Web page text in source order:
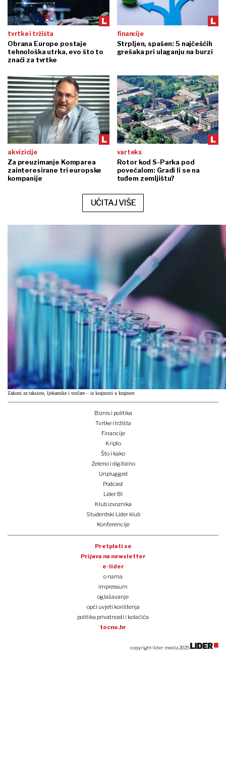
tvrtke i tržišta
Obrana Europe postaje
tehnološka utrka, evo što to
znači za tvrtke
financije
Strpljen, spašen: 5 najčešćih
grešaka pri ulaganju na burzi
akvizicije
Za preuzimanje Komparea
zainteresirane tri europske
kompanije
varteks
Rotor kod S-Parka pod
povećalom: Gradi li se na
tuđem zemljištu?
UČITAJ VIŠE
Zakoni za taksiste, ljekarnike i stočare – iz krajnosti u krajnost
Biznis i politika
Tvrtke i tržišta
Financije
Kripto
Što i kako
Zeleno i digitalno
Unplugged
Podcast
Lider BI
Klub izvoznika
Studentski Lider klub
Konferencije
Pretplati se
Prijava na newsletter
e-lider
o nama
impressum
oglašavanje
opći uvjeti korištenja
politika privatnosti i kolačića
tocno.hr
copyright lider media 2025.